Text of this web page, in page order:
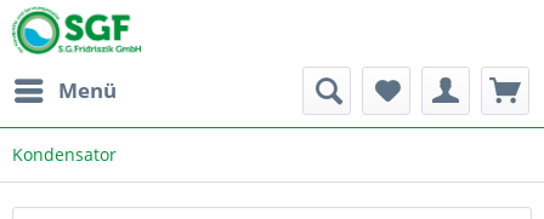
Menü
Kondensator